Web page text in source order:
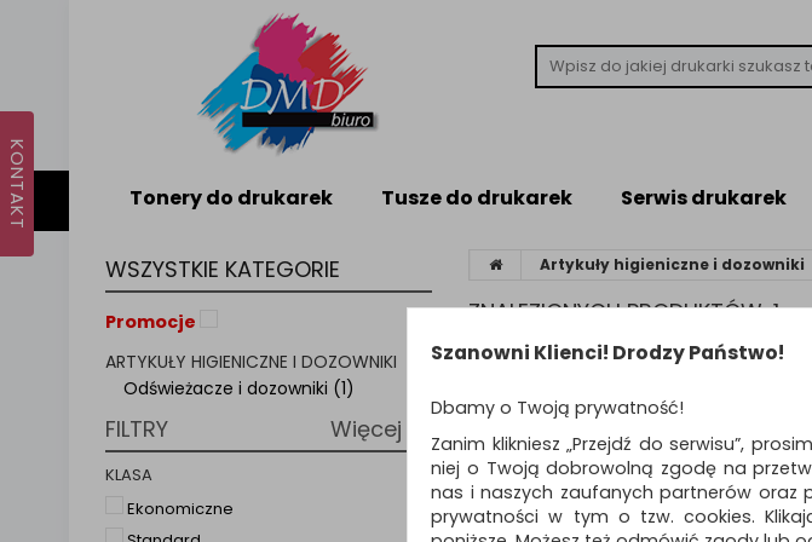
Tonery do drukarek Tusze do drukarek Serwis drukarek
WSZYSTKIE KATEGORIE
Promocje
ARTYKUŁY HIGIENICZNE I DOZOWNIKI
Odświeżacze i dozowniki (1)
FILTRY Więcej
KLASA
Ekonomiczne
Artykuły higieniczne i dozowniki
ZNALEZIONYCH PRODUKTÓW: 1
NOWOŚĆ
Szanowni Klienci! Drodzy Państwo!
Dbamy o Twoją prywatność!
Zanim klikniesz „Przejdź do serwisu”,
niej o Twoją dobrowolną zgodę na
nas i naszych zaufanych partnerów oraz
prywatności w tym o tzw. cookies.